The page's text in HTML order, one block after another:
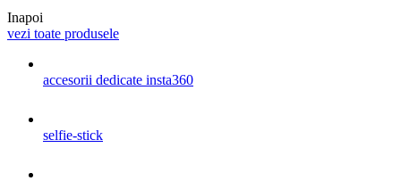
Inapoi
vezi toate produsele
accesorii dedicate insta360
selfie-stick